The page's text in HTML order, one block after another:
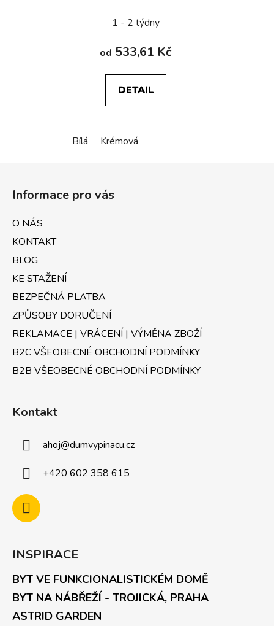
1 - 2 týdny
od 533,61 Kč
DETAIL
Bílá Krémová
Informace pro vás
O NÁS
KONTAKT
BLOG
KE STAŽENÍ
BEZPEČNÁ PLATBA
ZPŮSOBY DORUČENÍ
REKLAMACE | VRÁCENÍ | VÝMĚNA ZBOŽÍ
B2C VŠEOBECNÉ OBCHODNÍ PODMÍNKY
B2B VŠEOBECNÉ OBCHODNÍ PODMÍNKY
Kontakt
ahoj@dumvypinacu.cz
+420 602 358 615
INSPIRACE
BYT VE FUNKCIONALISTICKÉM DOMĚ
BYT NA NÁBŘEŽÍ - TROJICKÁ, PRAHA
ASTRID GARDEN